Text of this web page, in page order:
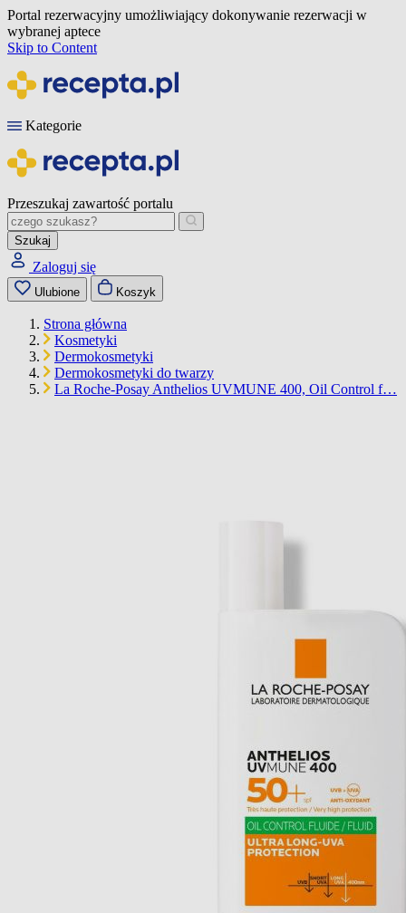
Portal rezerwacyjny umożliwiający dokonywanie rezerwacji w
wybranej aptece
Skip to Content
Kategorie
Przeszukaj zawartość portalu
Szukaj
Zaloguj się
Ulubione Koszyk
Strona główna
Kosmetyki
Dermokosmetyki
Dermokosmetyki do twarzy
La Roche-Posay Anthelios UVMUNE 400, Oil Control f…